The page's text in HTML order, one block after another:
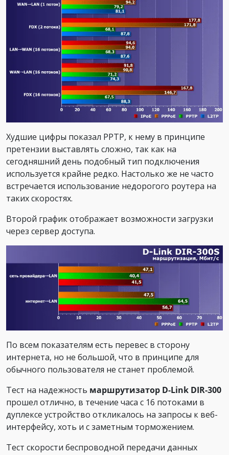
Худшие цифры показал PPTP, к нему в принципе
претензии выставлять сложно, так как на
сегодняшний день подобный тип подключения
используется крайне редко. Настолько же не часто
встречается использование недорогого роутера на
таких скоростях.
Второй график отображает возможности загрузки
через сервер доступа.
По всем показателям есть перевес в сторону
интернета, но не большой, что в принципе для
обычного пользователя не станет проблемой.
Тест на надежность маршрутизатор D-Link DIR-300
прошел отлично, в течение часа с 16 потоками в
дуплексе устройство откликалось на запросы к веб-
интерфейсу, хоть и с заметным торможением.
Тест скорости беспроводной передачи данных